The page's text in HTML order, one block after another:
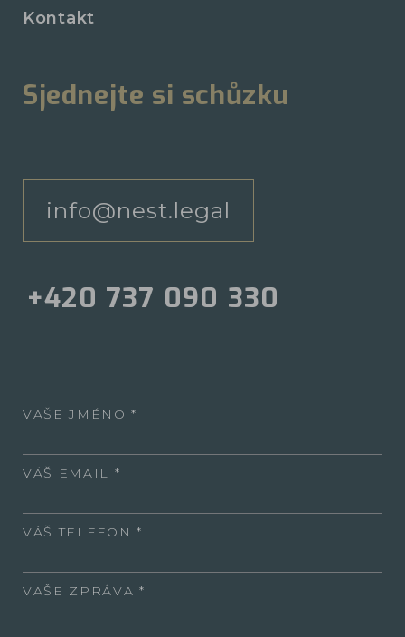
Kontakt
Sjednejte si schůzku
info@nest.legal
+420 737 090 330
VAŠE JMÉNO
VÁŠ EMAIL
VÁŠ TELEFON
VAŠE ZPRÁVA